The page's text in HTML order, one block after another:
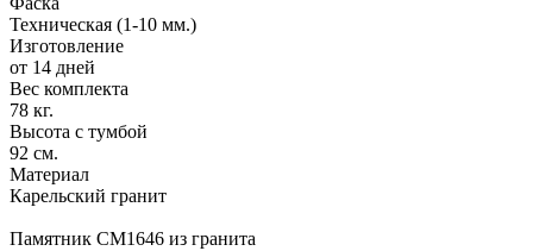
Техническая (1-10 мм.)
Изготовление
от 14 дней
Вес комплекта
78 кг.
Высота с тумбой
92 см.
Материал
Карельский гранит
Памятник CM1646 из гранита